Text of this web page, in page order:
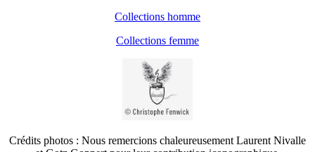
Collections homme
Collections femme
Crédits photos : Nous remercions chaleureusement Laurent Nivalle